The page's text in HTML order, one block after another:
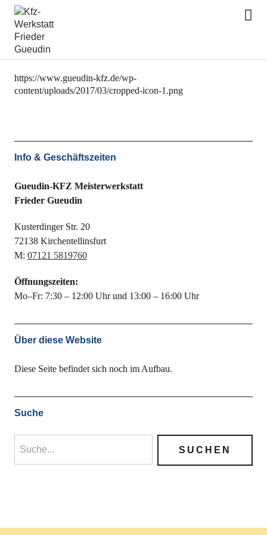
Gueudin Kfz
cropped-icon-1.png
https://www.gueudin-kfz.de/wp-
content/uploads/2017/03/cropped-icon-1.png
Info & Geschäftszeiten
Gueudin-KFZ Meisterwerkstatt
Frieder Gueudin
Kusterdinger Str. 20
72138 Kirchentellinsfurt
M: 07121 5819760
Öffnungszeiten:
Mo–Fr: 7:30 – 12:00 Uhr und 13:00 – 16:00 Uhr
Über diese Website
Diese Seite befindet sich noch im Aufbau.
Suche